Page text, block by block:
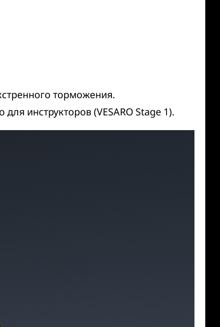
торможения.
инструкторов (VESARO Stage 1).